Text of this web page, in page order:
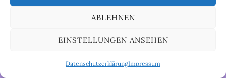
ABLEHNEN
EINSTELLUNGEN ANSEHEN
DatenschutzerklärungImpressum